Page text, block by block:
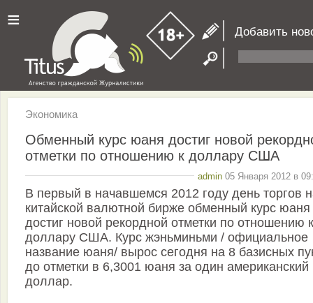
≡ Добавить
Экономика
Обменный курс юаня достиг новой
отметки по отношению к доллару США
admin 05 Января 2012 в
В первый в начавшемся 2012 году день торгов
китайской валютной бирже обменный курс юаня
достиг новой рекордной отметки по отношению к
доллару США. Курс жэньминьми / официальное
название юаня/ вырос сегодня на 8 базисных
до отметки в 6,3001 юаня за один американский
доллар.